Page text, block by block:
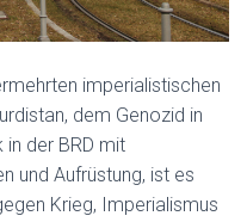
imperialistischen
dem Genozid in
in der BRD mit
und Aufrüstung, ist es
Krieg, Imperialismus